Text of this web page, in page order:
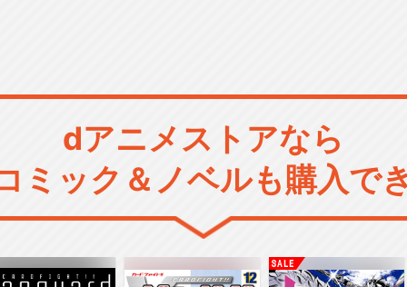
dアニメストアなら
ミック＆ノベルも購入で